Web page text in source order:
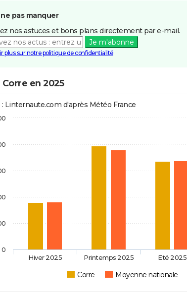
pas manquer
nos astuces et bons plans directement par e-mail.
Je m'abonne
plus sur notre politique de confidentialité
Corre en 2025
: Linternaute.com d'après Météo France
Corre Moyenne nationale
Hiver 2025 Printemps 2025 Eté 2025
0